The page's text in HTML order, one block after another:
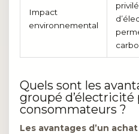
Impact
environnemental
Quels sont les
groupé d’électricité
consommateurs ?
Les avantages d’un